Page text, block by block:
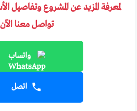
لمعرفة المزيد عن المشروع وتفاصيل
تواصل معنا الآن
واتساب
اتصل